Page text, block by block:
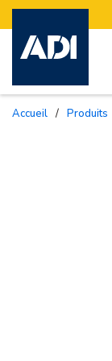
Accueil / Produits